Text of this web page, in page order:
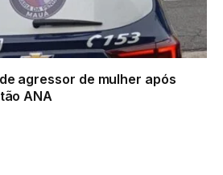
agressor de mulher após
ANA